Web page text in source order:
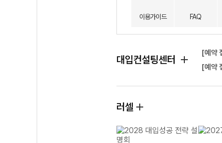
이용가이드 FAQ
대입컨설팅센터
[예약
[예약
러셀